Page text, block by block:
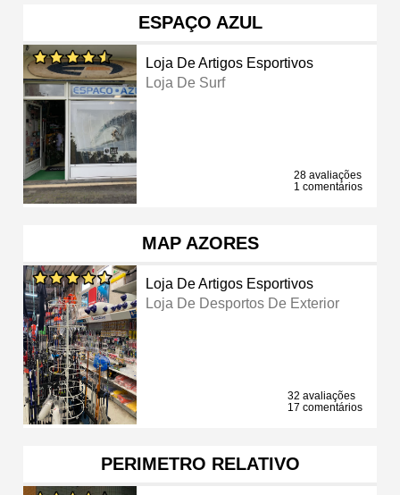
ESPAÇO AZUL
Loja De Artigos Esportivos
Loja De Surf
28 avaliações
1 comentários
MAP AZORES
Loja De Artigos Esportivos
Loja De Desportos De Exterior
32 avaliações
17 comentários
PERIMETRO RELATIVO